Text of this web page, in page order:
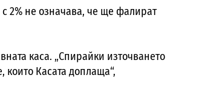
2% не означава, че ще фалират
каса. „Спирайки източването
които Касата доплаща“,